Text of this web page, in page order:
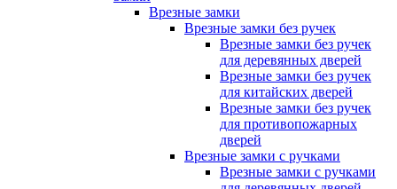
Врезные замки
Врезные замки без ручек
Врезные замки без ручек
для деревянных дверей
Врезные замки без ручек
для китайских дверей
Врезные замки без ручек
для противопожарных
дверей
Врезные замки с ручками
Врезные замки с ручками